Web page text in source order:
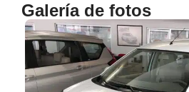
Galería de fotos